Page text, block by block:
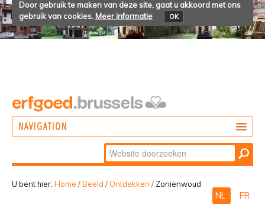
Door gebruik te maken van deze site, gaat u akkoord met ons
gebruik van cookies. Meer informatie OK
NAVIGATION
Zoek
Geavanceerd
zoeken...
U bent hier: Home /Beeld / Ontdekken / Zoniënwoud
NL FR